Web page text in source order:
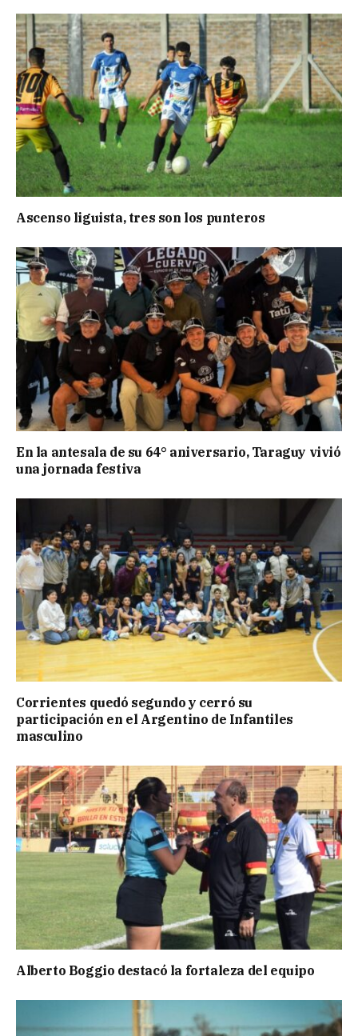
Ascenso liguista, tres son los punteros
En la antesala de su 64° aniversario, Taraguy vivió
una jornada festiva
Corrientes quedó segundo y cerró su
participación en el Argentino de Infantiles
masculino
Alberto Boggio destacó la fortaleza del equipo